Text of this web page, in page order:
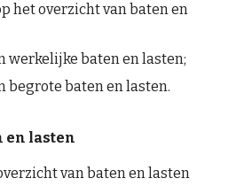
het overzicht van baten en
werkelijke baten en lasten;
begrote baten en lasten.
en lasten
van baten en lasten